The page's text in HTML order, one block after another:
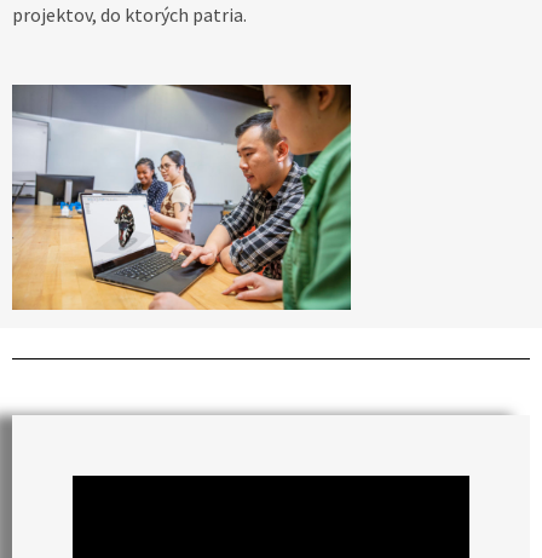
projektov, do ktorých patria.